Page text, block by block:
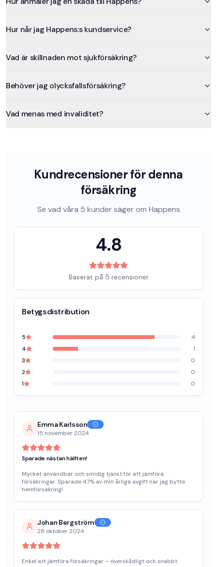
Hur når jag Happens:s kundservice?
Vad är skillnaden mot sjukförsäkring?
Behöver jag olycksfallsförsäkring?
Vad menas med invaliditet?
Kundrecensioner för denna
försäkring
Se vad våra 5 kunder säger om Happens
4.8
Baserat på 5 recensioner
Betygsdistribution
5
4
4
1
3
0
2
0
1
0
Emma Karlsson
15 november 2024
Sparade nästan hälften!
Mycket användbar och smidig tjänst för att jämföra
försäkringar. Sparade 47% av min årliga avgift när jag bytte
hemförsäkring!
Johan Bergström
28 oktober 2024
Enkel att jämföra försäkringar – överskådligt och snabbt.